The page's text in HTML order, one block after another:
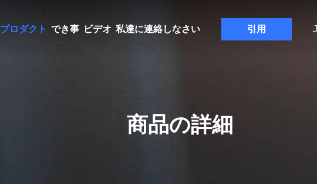
プロダクト でき事 ビデオ 私達に連絡しなさい 引用
商品の詳細